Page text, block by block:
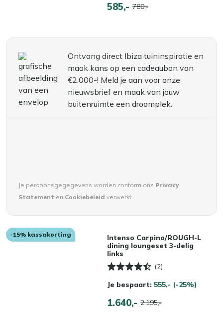
585,- 780,-
Ontvang direct Ibiza tuininspiratie en
maak kans op een cadeaubon van
€2.000-! Meld je aan voor onze
nieuwsbrief en maak van jouw
buitenruimte een droomplek.
Je persoonsgegegevens worden conform ons Privacy
Statement en Cookiebeleid verwerkt.
-15% kassakorting
Intenso Carpino/ROUGH-L
dining loungeset 3-delig
links
(2)
Je bespaart: 555,- (-25%)
1.640,- 2.195,-